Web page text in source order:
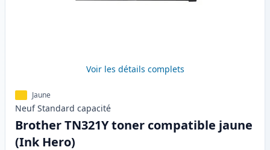
Voir les détails complets
Jaune
Neuf Standard capacité
Brother TN321Y toner compatible jaune
(Ink Hero)